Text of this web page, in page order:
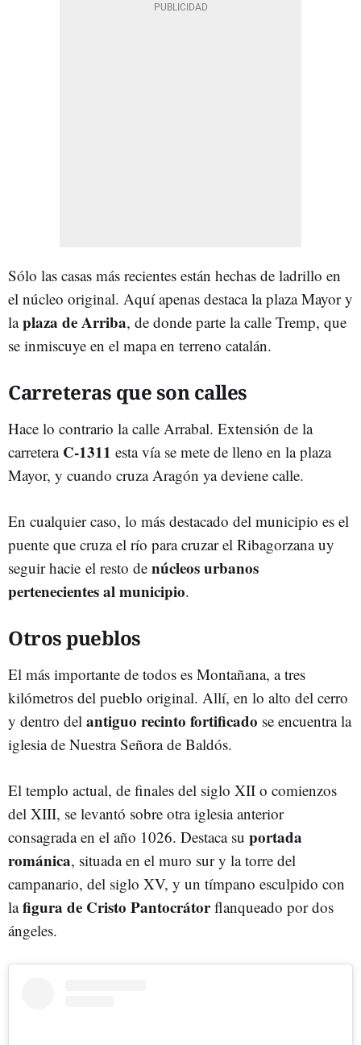
Sólo las casas más recientes están hechas de ladrillo en
el núcleo original. Aquí apenas destaca la plaza Mayor y
laplaza de Arriba, de donde parte la calle Tremp, que
se inmiscuye en el mapa en terreno catalán.
Carreteras que son calles
Hace lo contrario la calle Arrabal. Extensión de la
carreteraC-1311 esta vía se mete de lleno en la plaza
Mayor, y cuando cruza Aragón ya deviene calle.
En cualquier caso, lo más destacado del municipio es el
puente que cruza el río para cruzar el Ribagorzana uy
seguir hacie el resto de núcleos urbanos
pertenecientes al municipio.
Otros pueblos
El más importante de todos es Montañana, a tres
kilómetros del pueblo original. Allí, en lo alto del cerro
y dentro del antiguo recinto fortificado se encuentra la
iglesia de Nuestra Señora de Baldós.
El templo actual, de finales del siglo XII o comienzos
del XIII, se levantó sobre otra iglesia anterior
consagrada en el año 1026. Destaca su portada
románica, situada en el muro sur y la torre del
campanario, del siglo XV, y un tímpano esculpido con
lafigura de Cristo Pantocrátorflanqueado por dos
ángeles.